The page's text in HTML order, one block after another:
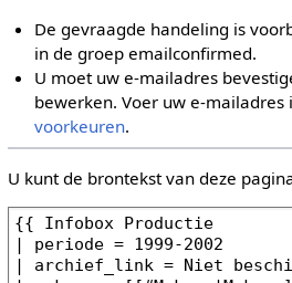
De gevraagde handeling is
in de groep emailconfirmed.
U moet uw e-mailadres
bewerken. Voer uw e-
voorkeuren.
U kunt de brontekst van deze